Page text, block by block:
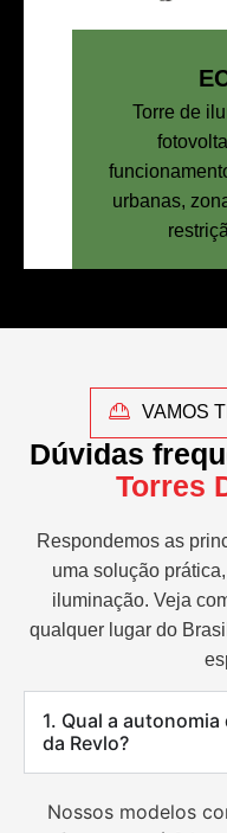
Torre de
urbanas,
VAMOS
Dúvidas
Torres
Respondemos as
uma solução
iluminação. Veja
qualquer lugar do
1. Qual a
da Revlo?
Nossos modelos